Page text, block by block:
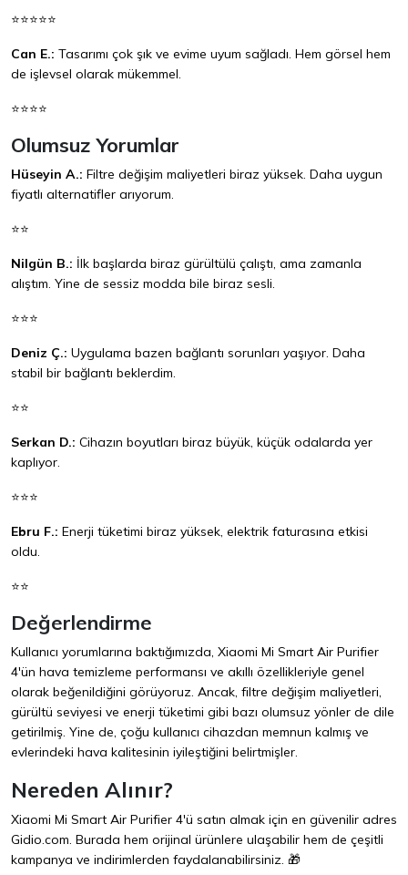
⭐⭐⭐⭐⭐
Can E.: Tasarımı çok şık ve evime uyum sağladı. Hem görsel hem
de işlevsel olarak mükemmel.
⭐⭐⭐⭐
Olumsuz Yorumlar
Hüseyin A.: Filtre değişim maliyetleri biraz yüksek. Daha uygun
fiyatlı alternatifler arıyorum.
⭐⭐
Nilgün B.: İlk başlarda biraz gürültülü çalıştı, ama zamanla
alıştım. Yine de sessiz modda bile biraz sesli.
⭐⭐⭐
Deniz Ç.: Uygulama bazen bağlantı sorunları yaşıyor. Daha
stabil bir bağlantı beklerdim.
⭐⭐
Serkan D.: Cihazın boyutları biraz büyük, küçük odalarda yer
kaplıyor.
⭐⭐⭐
Ebru F.: Enerji tüketimi biraz yüksek, elektrik faturasına etkisi
oldu.
⭐⭐
Değerlendirme
Kullanıcı yorumlarına baktığımızda, Xiaomi Mi Smart Air Purifier
4'ün hava temizleme performansı ve akıllı özellikleriyle genel
olarak beğenildiğini görüyoruz. Ancak, filtre değişim maliyetleri,
gürültü seviyesi ve enerji tüketimi gibi bazı olumsuz yönler de dile
getirilmiş. Yine de, çoğu kullanıcı cihazdan memnun kalmış ve
evlerindeki hava kalitesinin iyileştiğini belirtmişler.
Nereden Alınır?
Xiaomi Mi Smart Air Purifier 4'ü satın almak için en güvenilir adres
Gidio.com. Burada hem orijinal ürünlere ulaşabilir hem de çeşitli
kampanya ve indirimlerden faydalanabilirsiniz. 🎁